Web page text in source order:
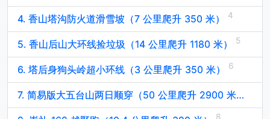
4. 香山塔沟防火道滑雪坡（7 公里爬升 350 米）
5. 香山后山大环线捡垃圾（14 公里爬升 1180 米）
6. 塔后身狗头岭超小环线（3 公里爬升 350 米）
7. 简易版大五台山两日顺穿（50 公里爬升 2900 米）